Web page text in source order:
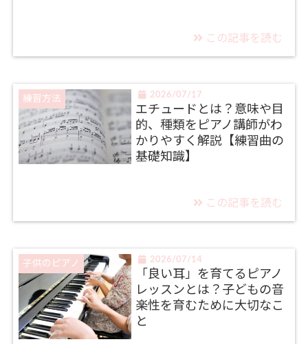
この記事を読む
練習方法 2026/07/17
エチュードとは？意味や目
的、種類をピアノ講師がわ
かりやすく解説【練習曲の
基礎知識】
この記事を読む
子供のピアノ 2026/07/14
「良い耳」を育てるピアノ
レッスンとは？子どもの音
楽性を育むために大切なこ
と